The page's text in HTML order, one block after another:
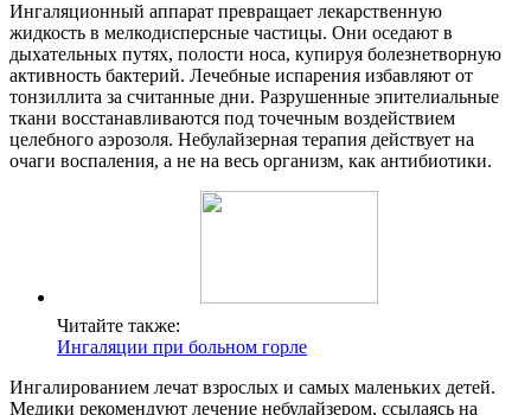
Ингаляционный аппарат превращает лекарственную
жидкость в мелкодисперсные частицы. Они оседают в
дыхательных путях, полости носа, купируя болезнетворную
активность бактерий. Лечебные испарения избавляют от
тонзиллита за считанные дни. Разрушенные эпителиальные
ткани восстанавливаются под точечным воздействием
целебного аэрозоля. Небулайзерная терапия действует на
очаги воспаления, а не на весь организм, как антибиотики.
Читайте также:
Ингаляции при больном горле
Ингалированием лечат взрослых и самых маленьких детей.
Медики рекомендуют лечение небулайзером, ссылаясь на